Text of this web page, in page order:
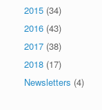
2015 (34)
2016 (43)
2017 (38)
2018 (17)
Newsletters (4)